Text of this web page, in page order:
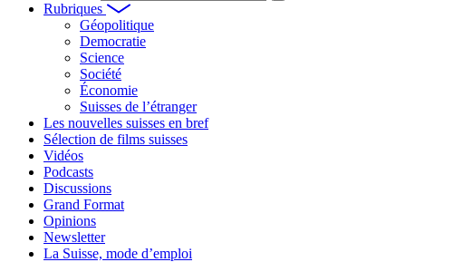
Rubriques
Géopolitique
Democratie
Science
Société
Économie
Suisses de l’étranger
Les nouvelles suisses en bref
Sélection de films suisses
Vidéos
Podcasts
Discussions
Grand Format
Opinions
Newsletter
La Suisse, mode d’emploi